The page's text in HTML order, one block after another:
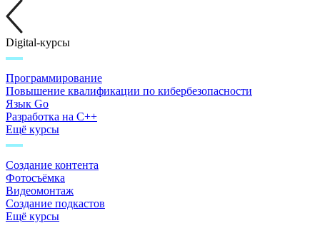
Digital-курсы
Программирование
Повышение квалификации по кибербезопасности
Язык Go
Разработка на C++
Ещё курсы
Создание контента
Фотосъёмка
Видеомонтаж
Создание подкастов
Ещё курсы